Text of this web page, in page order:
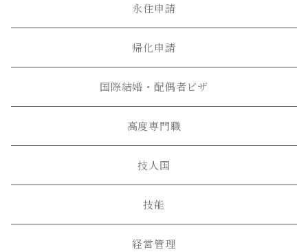
永住申請
帰化申請
国際結婚・配偶者ビザ
高度専門職
技人国
技能
経営管理